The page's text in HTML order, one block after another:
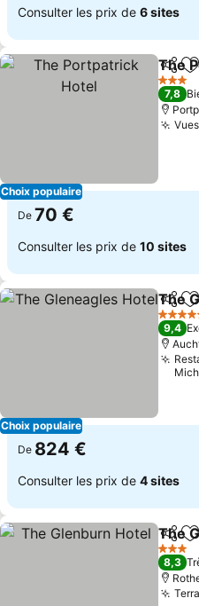
Consulter les prix de 6 sites
Choix populaire
The
3 Étoiles
7,8
De 70 €
Consulter les prix de 10 sites
Choix populaire
The
5 Étoiles
9,4
De 824 €
Consulter les prix de 4 sites
The
3 Étoiles
8,3